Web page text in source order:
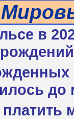
в
до
платить